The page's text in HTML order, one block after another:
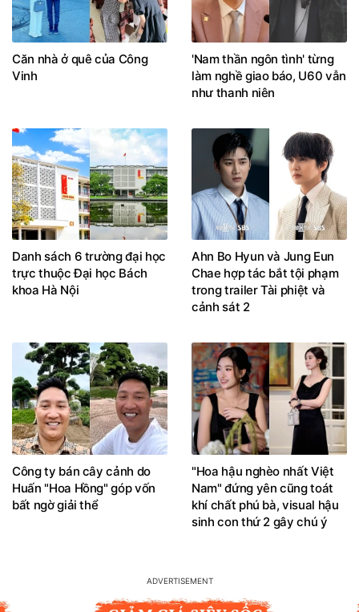
Căn nhà ở quê của Công
Vinh
'Nam thần ngôn tình' từng
làm nghề giao báo, U60 vẫn
như thanh niên
Danh sách 6 trường đại học
trực thuộc Đại học Bách
khoa Hà Nội
Ahn Bo Hyun và Jung Eun
Chae hợp tác bắt tội phạm
trong trailer Tài phiệt và
cảnh sát 2
Công ty bán cây cảnh do
Huấn "Hoa Hồng" góp vốn
bất ngờ giải thể
"Hoa hậu nghèo nhất Việt
Nam" đứng yên cũng toát
khí chất phú bà, visual hậu
sinh con thứ 2 gây chú ý